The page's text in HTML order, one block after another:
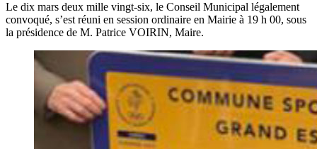
Le dix mars deux mille vingt-six, le Conseil Municipal légalement
convoqué, s’est réuni en session ordinaire en Mairie à 19 h 00, sous
la présidence de M. Patrice VOIRIN, Maire.